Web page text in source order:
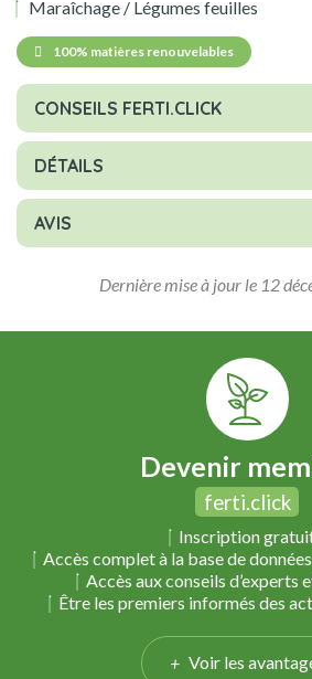
Maraîchage / Légumes feuilles
100% matières renouvelables
CONSEILS FERTI.CLICK
DÉTAILS
AVIS
Dernière mise à jour le 12
Devenir
ferti.click
Inscription
Accès complet à la base de
Accès aux conseils d’experts
Être les premiers informés des
Voir les